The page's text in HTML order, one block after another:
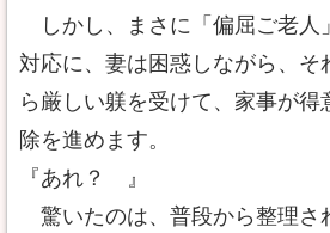
しかし、まさに「偏屈ご老人
対応に、妻は困惑しながら、そ
ら厳しい躾を受けて、家事が得
除を進めます。
『あれ？ 』
驚いたのは、普段から整理さ